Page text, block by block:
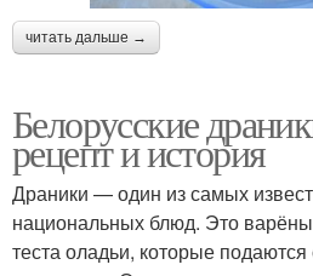
читать дальше →
Белорусские
рецепт и история
Драники — один из самых
национальных блюд. Это
теста оладьи, которые